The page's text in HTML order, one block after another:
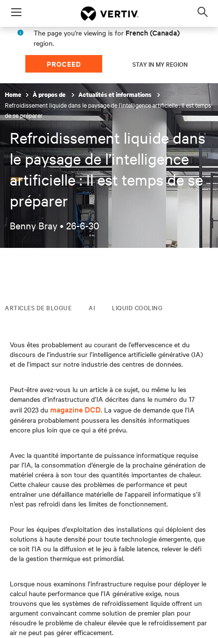
Menu
The page you're viewing is for French (Canada)
region.
PROCEED STAY IN MY REGION
Home À propos de Actualités et informations
Refroidissement liquide dans le paysage de l’intelligence artificielle : Il est temps
de se préparer
Refroidissement liquide dans
le paysage de l’intelligence
artificielle : Il est temps de se
préparer
Benny Bray • 26-6-30
ARTICLES DE BLOGUE AI LIQUID COOLING
Vous êtes probablement au courant de l’effervescence et du
discours de l’industrie sur l’intelligence artificielle générative (IA)
et de l’impact sur notre industrie des centres de données.
Peut-être avez-vous lu un article à ce sujet, ou même lu les
demandes d’infrastructure d’IA décrites dans le numéro du 17
avril 2023 du magazine DCD. La vague de demande que l’IA
générera probablement poussera les densités informatiques
encore plus loin que ce qui a été prévu.
Avec la quantité importante de puissance informatique requise
par l’IA, la consommation d’énergie de la prochaine génération de
matériel créera à son tour des quantités importantes de chaleur.
Cette chaleur cause des problèmes de performance et peut
entraîner une défaillance matérielle de l’appareil informatique s’il
n’est pas refroidi dans les limites de fonctionnement.
Pour les équipes d’exploitation des installations qui déploient des
solutions à haute densité pour toute technologie émergente, que
ce soit l’IA ou la diffusion et le jeu à faible latence, relever le défi
de la gestion thermique est primordial.
Lorsque nous examinons l’infrastructure requise pour déployer le
calcul haute performance que l’IA générative exige, nous
trouvons que les systèmes de refroidissement liquide offrent un
argument convaincant comme solution de premier plan pour
résoudre le problème de chaleur élevée que le refroidissement par
air ne peut pas gérer efficacement.